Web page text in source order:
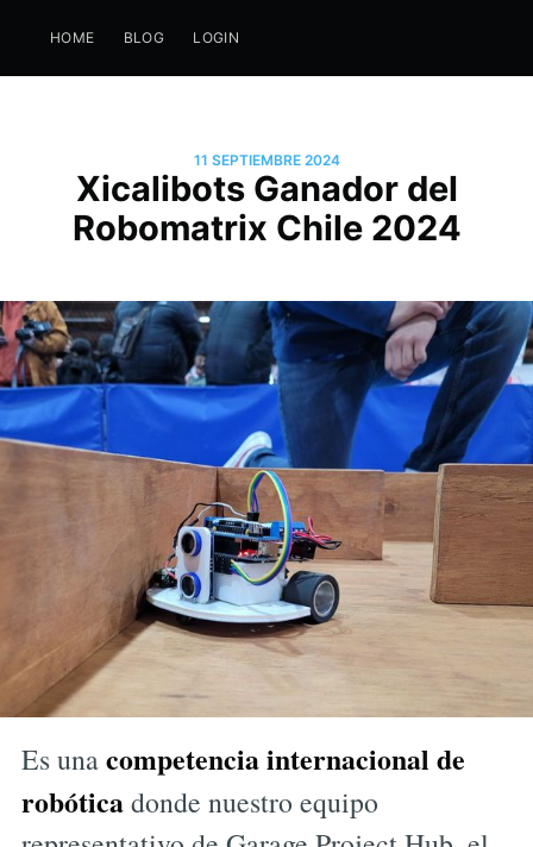
HOME BLOG LOGIN
11 SEPTIEMBRE 2024
Xicalibots Ganador del
Robomatrix Chile 2024
Es unacompetencia internacional de
robóticadonde nuestro equipo